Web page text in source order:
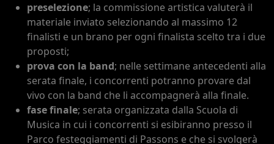
preselezione; la commissione artistica valuterà il
materiale inviato selezionando al massimo 12
finalisti e un brano per ogni finalista scelto tra i due
proposti;
prova con la band; nelle settimane antecedenti alla
serata finale, i concorrenti potranno provare dal
vivo con la band che li accompagnerà alla finale.
fase finale; serata organizzata dalla Scuola di
Musica in cui i concorrenti si esibiranno presso il
Parco festeggiamenti di Passons e che si svolgerà